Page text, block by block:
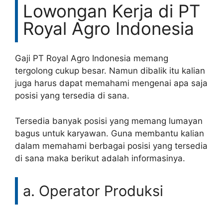
Lowongan Kerja di PT
Royal Agro Indonesia
Gaji PT Royal Agro Indonesia memang
tergolong cukup besar. Namun dibalik itu kalian
juga harus dapat memahami mengenai apa saja
posisi yang tersedia di sana.
Tersedia banyak posisi yang memang lumayan
bagus untuk karyawan. Guna membantu kalian
dalam memahami berbagai posisi yang tersedia
di sana maka berikut adalah informasinya.
a. Operator Produksi